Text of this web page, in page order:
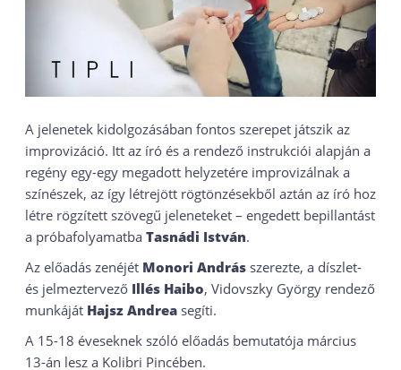
A jelenetek kidolgozásában fontos szerepet játszik az
improvizáció. Itt az író és a rendező instrukciói alapján a
regény egy-egy megadott helyzetére improvizálnak a
színészek, az így létrejött rögtönzésekből aztán az író hoz
létre rögzített szövegű jeleneteket – engedett bepillantást
a próbafolyamatba Tasnádi István.
Az előadás zenéjét Monori András szerezte, a díszlet-
és jelmeztervező Illés Haibo, Vidovszky György rendező
munkáját Hajsz Andrea segíti.
A 15-18 éveseknek szóló előadás bemutatója március
13-án lesz a Kolibri Pincében.